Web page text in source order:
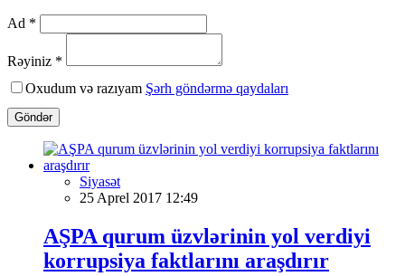
Ad *
Rəyiniz *
Oxudum və razıyam Şərh göndərmə qaydaları
Göndər
Siyasət
25 Aprel 2017 12:49
AŞPA qurum üzvlərinin yol verdiyi
korrupsiya faktlarını araşdırır